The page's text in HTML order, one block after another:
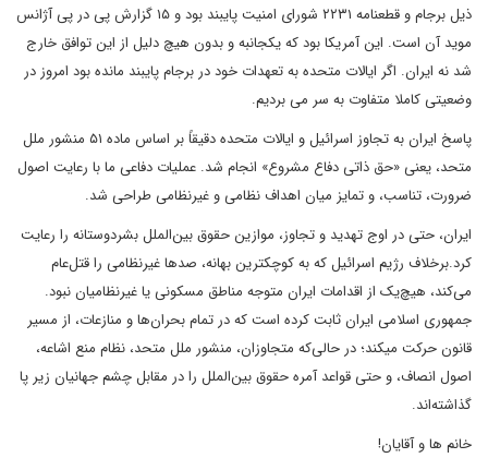
ذیل برجام و قطعنامه ۲۲۳۱ شورای امنیت پایبند بود و ۱۵ گزارش پی در پی آژانس
موید آن است. این آمریکا بود که یکجانبه و بدون هیچ دلیل از این توافق خارج
شد نه ایران. اگر ایالات متحده به تعهدات خود در برجام پایبند مانده بود امروز در
وضعیتی کاملا متفاوت به سر می بردیم.
پاسخ ایران به تجاوز اسرائیل و ایالات متحده دقیقاً بر اساس ماده ۵۱ منشور ملل
متحد، یعنی «حق ذاتی دفاع مشروع» انجام شد. عملیات دفاعی ما با رعایت اصول
ضرورت، تناسب، و تمایز میان اهداف نظامی و غیرنظامی طراحی شد.
ایران، حتی در اوج تهدید و تجاوز، موازین حقوق بین‌الملل بشردوستانه را رعایت
کرد.برخلاف رژیم اسرائیل که به کوچکترین بهانه، صدها غیرنظامی را قتل‌عام
می‌کند، هیچ‌یک از اقدامات ایران متوجه مناطق مسکونی یا غیرنظامیان نبود.
جمهوری اسلامی ایران ثابت کرده است که در تمام بحران‌ها و منازعات، از مسیر
قانون حرکت میکند؛ در حالی‌که متجاوزان، منشور ملل متحد، نظام منع اشاعه،
اصول انصاف، و حتی قواعد آمره حقوق بین‌الملل را در مقابل چشم جهانیان زیر پا
گذاشته‌اند.
خانم ها و آقایان!